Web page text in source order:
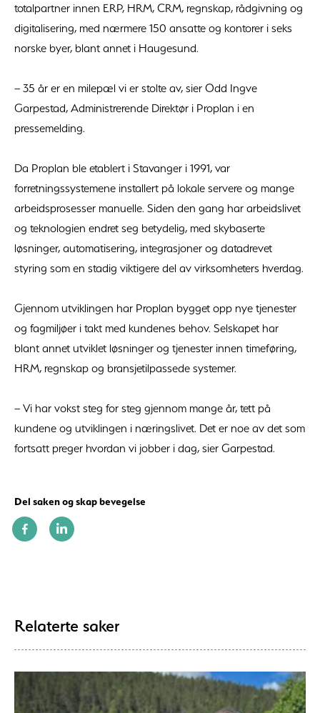
totalpartner innen ERP, HRM, CRM, regnskap, rådgivning og
digitalisering, med nærmere 150 ansatte og kontorer i seks
norske byer, blant annet i Haugesund.
– 35 år er en milepæl vi er stolte av, sier Odd Ingve
Garpestad, Administrerende Direktør i Proplan i en
pressemelding.
Da Proplan ble etablert i Stavanger i 1991, var
forretningssystemene installert på lokale servere og mange
arbeidsprosesser manuelle. Siden den gang har arbeidslivet
og teknologien endret seg betydelig, med skybaserte
løsninger, automatisering, integrasjoner og datadrevet
styring som en stadig viktigere del av virksomheters hverdag.
Gjennom utviklingen har Proplan bygget opp nye tjenester
og fagmiljøer i takt med kundenes behov. Selskapet har
blant annet utviklet løsninger og tjenester innen timeføring,
HRM, regnskap og bransjetilpassede systemer.
– Vi har vokst steg for steg gjennom mange år, tett på
kundene og utviklingen i næringslivet. Det er noe av det som
fortsatt preger hvordan vi jobber i dag, sier Garpestad.
Del saken og skap bevegelse
Relaterte saker